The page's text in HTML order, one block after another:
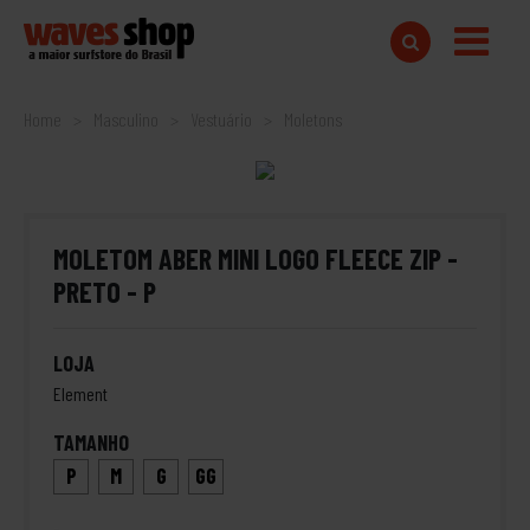
Home
MOLETOM ABER MINI LOGO FLEECE ZIP -
PRETO - P
LOJA
Element
TAMANHO
P
M G GG